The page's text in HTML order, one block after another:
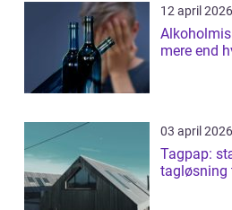
12 april 2026
Alkoholmisbrug når
mere end
03 april 2026
Tagpap:
tagløsning